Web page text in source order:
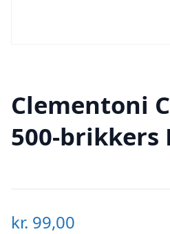
Clementoni
500-brikkers
kr. 99,00